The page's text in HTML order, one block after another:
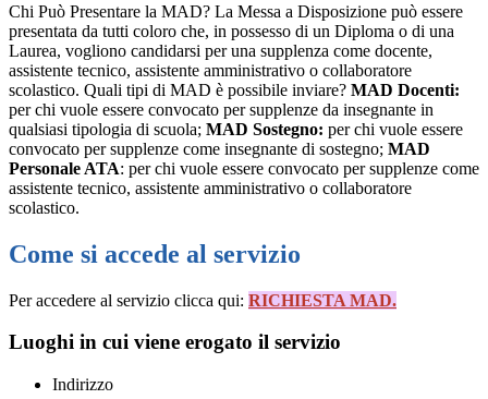
Chi Può Presentare la MAD? La Messa a Disposizione può essere
presentata da tutti coloro che, in possesso di un Diploma o di una
Laurea, vogliono candidarsi per una supplenza come docente,
assistente tecnico, assistente amministrativo o collaboratore
scolastico. Quali tipi di MAD è possibile inviare? MAD Docenti:
per chi vuole essere convocato per supplenze da insegnante in
qualsiasi tipologia di scuola; MAD Sostegno: per chi vuole essere
convocato per supplenze come insegnante di sostegno; MAD
Personale ATA: per chi vuole essere convocato per supplenze come
assistente tecnico, assistente amministrativo o collaboratore
scolastico.
Come si accede al servizio
Per accedere al servizio clicca qui: RICHIESTA MAD.
Luoghi in cui viene erogato il servizio
Indirizzo